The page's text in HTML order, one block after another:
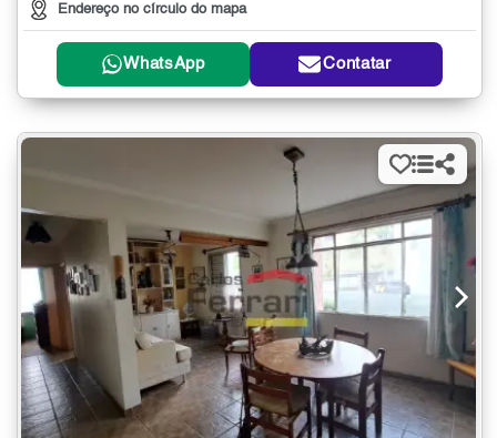
Endereço no círculo do mapa
WhatsApp Contatar